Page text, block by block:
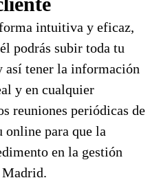
intuitiva y eficaz,
podrás subir toda tu
así tener la información
y en cualquier
reuniones periódicas de
para que la
en la gestión
Madrid.